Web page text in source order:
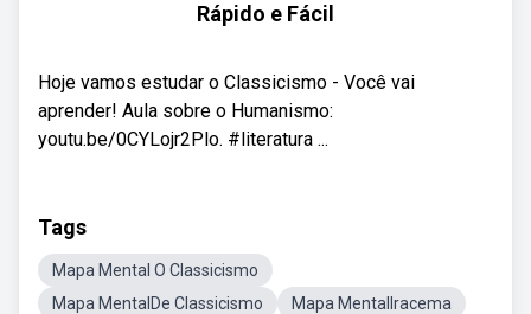
Rápido e Fácil
Hoje vamos estudar o Classicismo - Você vai
aprender! Aula sobre o Humanismo:
youtu.be/0CYLojr2Plo. #literatura ...
Tags
Mapa Mental O Classicismo
Mapa MentalDe Classicismo
Mapa MentalIracema